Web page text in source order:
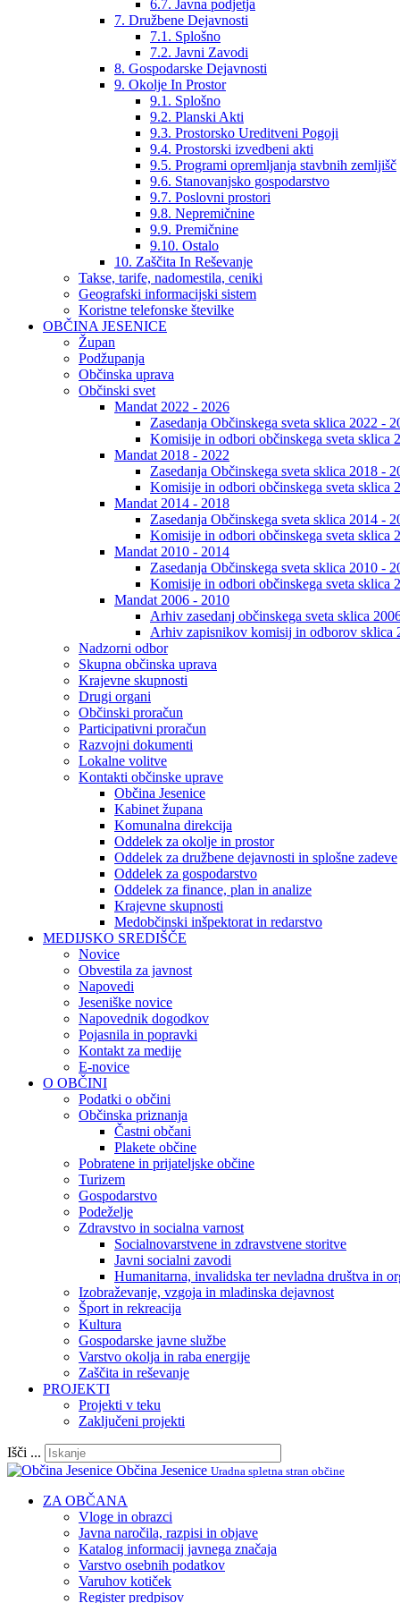
6.7. Javna podjetja
7. Družbene Dejavnosti
7.1. Splošno
7.2. Javni Zavodi
8. Gospodarske Dejavnosti
9. Okolje In Prostor
9.1. Splošno
9.2. Planski Akti
9.3. Prostorsko Ureditveni Pogoji
9.4. Prostorski izvedbeni akti
9.5. Programi opremljanja stavbnih zemljišč
9.6. Stanovanjsko gospodarstvo
9.7. Poslovni prostori
9.8. Nepremičnine
9.9. Premičnine
9.10. Ostalo
10. Zaščita In Reševanje
Takse, tarife, nadomestila, ceniki
Geografski informacijski sistem
Koristne telefonske številke
OBČINA JESENICE
Župan
Podžupanja
Občinska uprava
Občinski svet
Mandat 2022 - 2026
Zasedanja Občinskega sveta sklica 2022 -
Komisije in odbori občinskega sveta sklica
Mandat 2018 - 2022
Zasedanja Občinskega sveta sklica 2018 -
Komisije in odbori občinskega sveta sklica
Mandat 2014 - 2018
Zasedanja Občinskega sveta sklica 2014 -
Komisije in odbori občinskega sveta sklica
Mandat 2010 - 2014
Zasedanja Občinskega sveta sklica 2010 -
Komisije in odbori občinskega sveta sklica
Mandat 2006 - 2010
Arhiv zasedanj občinskega sveta sklica
Arhiv zapisnikov komisij in odborov sklica
Nadzorni odbor
Skupna občinska uprava
Krajevne skupnosti
Drugi organi
Občinski proračun
Participativni proračun
Razvojni dokumenti
Lokalne volitve
Kontakti občinske uprave
Občina Jesenice
Kabinet župana
Komunalna direkcija
Oddelek za okolje in prostor
Oddelek za družbene dejavnosti in splošne zadeve
Oddelek za gospodarstvo
Oddelek za finance, plan in analize
Krajevne skupnosti
Medobčinski inšpektorat in redarstvo
MEDIJSKO SREDIŠČE
Novice
Obvestila za javnost
Napovedi
Jeseniške novice
Napovednik dogodkov
Pojasnila in popravki
Kontakt za medije
E-novice
O OBČINI
Podatki o občini
Občinska priznanja
Častni občani
Plakete občine
Pobratene in prijateljske občine
Turizem
Gospodarstvo
Podeželje
Zdravstvo in socialna varnost
Socialnovarstvene in zdravstvene storitve
Javni socialni zavodi
Humanitarna, invalidska ter nevladna društva in
Izobraževanje, vzgoja in mladinska dejavnost
Šport in rekreacija
Kultura
Gospodarske javne službe
Varstvo okolja in raba energije
Zaščita in reševanje
PROJEKTI
Projekti v teku
Zaključeni projekti
Išči ...
Občina Jesenice Uradna spletna stran občine
ZA OBČANA
Vloge in obrazci
Javna naročila, razpisi in objave
Katalog informacij javnega značaja
Varstvo osebnih podatkov
Varuhov kotiček
Register predpisov